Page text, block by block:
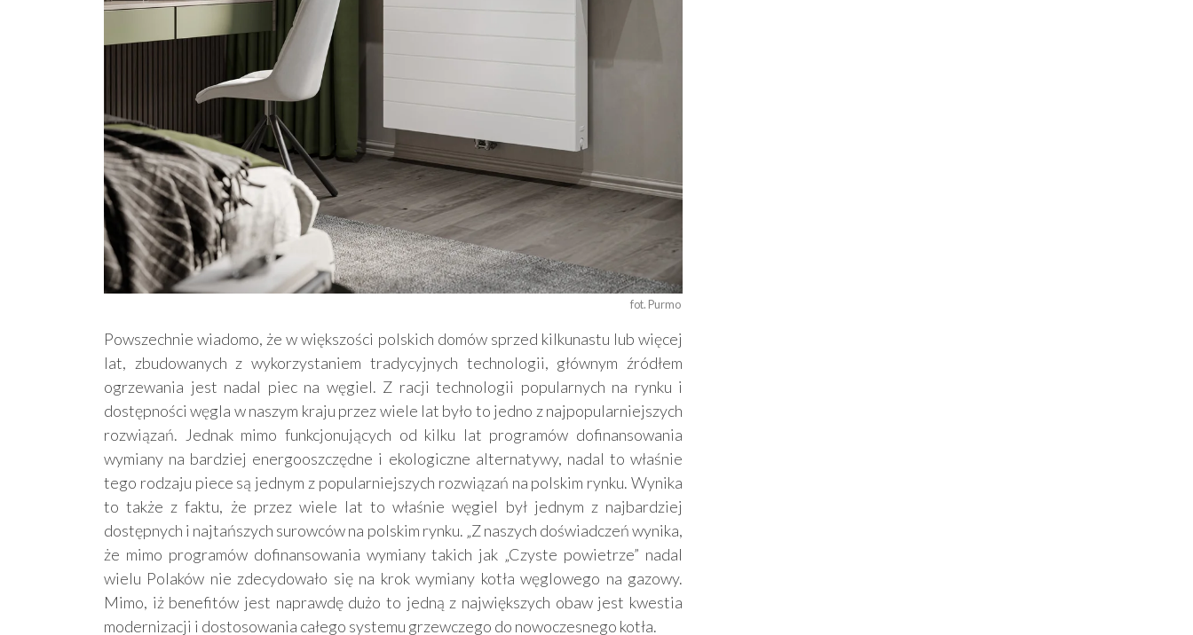
fot. Purmo
Powszechnie wiadomo, że w większości polskich domów sprzed kilkunastu lub więcej
lat, zbudowanych z wykorzystaniem tradycyjnych technologii, głównym źródłem
ogrzewania jest nadal piec na węgiel. Z racji technologii popularnych na rynku i
dostępności węgla w naszym kraju przez wiele lat było to jedno z najpopularniejszych
rozwiązań. Jednak mimo funkcjonujących od kilku lat programów dofinansowania
wymiany na bardziej energooszczędne i ekologiczne alternatywy, nadal to właśnie
tego rodzaju piece są jednym z popularniejszych rozwiązań na polskim rynku. Wynika
to także z faktu, że przez wiele lat to właśnie węgiel był jednym z najbardziej
dostępnych i najtańszych surowców na polskim rynku. „Z naszych doświadczeń wynika,
że mimo programów dofinansowania wymiany takich jak „Czyste powietrze” nadal
wielu Polaków nie zdecydowało się na krok wymiany kotła węglowego na gazowy.
Mimo, iż benefitów jest naprawdę dużo to jedną z największych obaw jest kwestia
modernizacji i dostosowania całego systemu grzewczego do nowoczesnego kotła.